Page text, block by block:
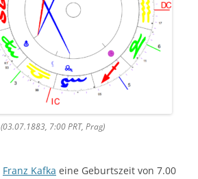
7:00 PRT, Prag)
Franz Kafka eine Geburtszeit von 7.00